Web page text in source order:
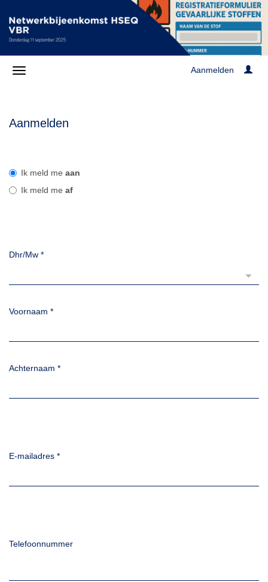
Aanmelden
Aanmelden
Ik meld me aan
Ik meld me af
Dhr/Mw *
Voornaam *
Achternaam *
E-mailadres *
Telefoonnummer